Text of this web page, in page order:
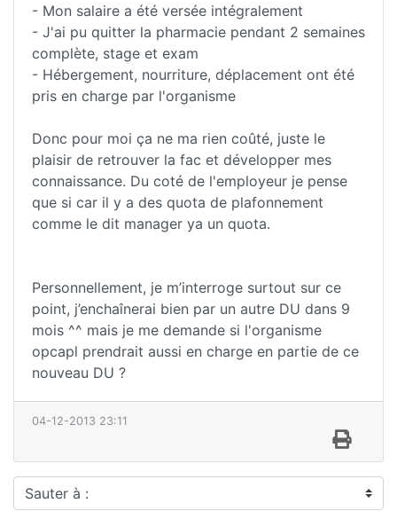
- Mon salaire a été versée intégralement
- J'ai pu quitter la pharmacie pendant 2 semaines
complète, stage et exam
- Hébergement, nourriture, déplacement ont été
pris en charge par l'organisme
Donc pour moi ça ne ma rien coûté, juste le
plaisir de retrouver la fac et développer mes
connaissance. Du coté de l'employeur je pense
que si car il y a des quota de plafonnement
comme le dit manager ya un quota.
Personnellement, je m’interroge surtout sur ce
point, j’enchaînerai bien par un autre DU dans 9
mois ^^ mais je me demande si l'organisme
opcapl prendrait aussi en charge en partie de ce
nouveau DU ?
04-12-2013 23:11
Sauter à :